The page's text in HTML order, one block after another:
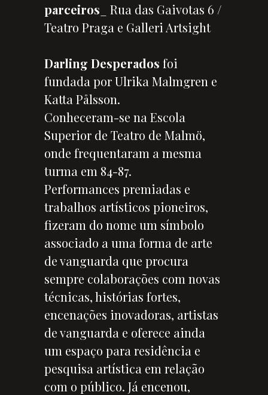
parceiros _ Rua das Gaivotas 6 /
Teatro Praga e Galleri Artsight
Darling Desperados foi
fundada por Ulrika Malmgren e
Katta Pålsson.
Conheceram-se na Escola
Superior de Teatro de Malmö,
onde frequentaram a mesma
turma em 84-87.
Performances premiadas e
trabalhos artísticos pioneiros,
fizeram do nome um símbolo
associado a uma forma de arte
de vanguarda que procura
sempre colaborações com novas
técnicas, histórias fortes,
encenações inovadoras, artistas
de vanguarda e oferece ainda
um espaço para residência e
pesquisa artística em relação
com o público. Já encenou,